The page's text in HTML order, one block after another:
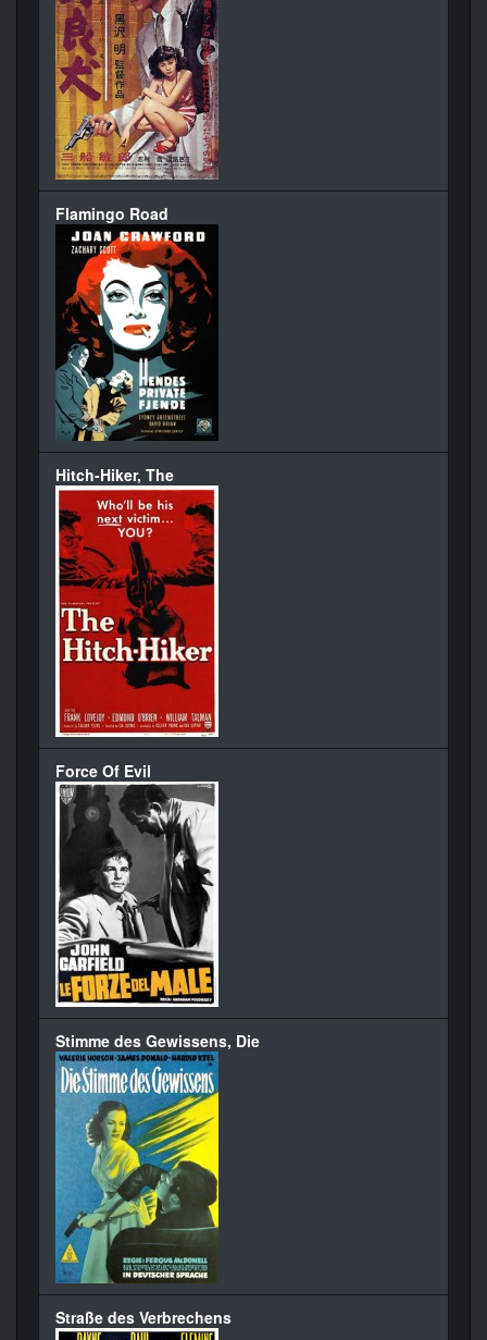
Flamingo Road
Hitch-Hiker, The
Force Of Evil
Stimme des Gewissens, Die
Straße des Verbrechens